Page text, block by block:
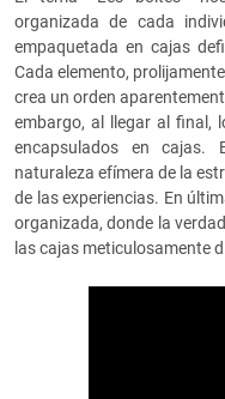
organizada de cada
empaquetada en cajas
Cada elemento,
crea un orden
embargo, al llegar al final,
encapsulados en cajas.
naturaleza efímera de la
de las experiencias. En
organizada, donde la
las cajas meticulosamente